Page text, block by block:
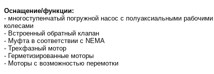
Оснащение/функции:
- многоступенчатый погружной насос с полуаксиальными рабочими
колесами
- Встроенный обратный клапан
- Муфта в соответствии с NEMA
- Трехфазный мотор
- Герметизированные моторы
- Моторы с возможностью перемотки